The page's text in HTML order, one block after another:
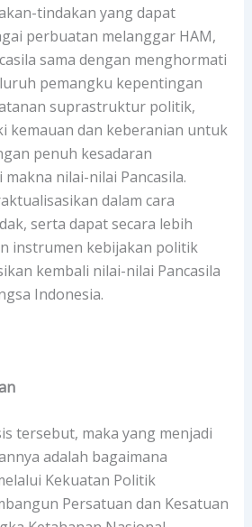
tindakan yang dapat
perbuatan melanggar HAM,
sama dengan menghormati
pemangku kepentingan
suprastruktur politik,
kemauan dan keberanian untuk
penuh kesadaran
nilai-nilai Pancasila.
dalam cara
serta dapat secara lebih
instrumen kebijakan politik
kembali nilai-nilai Pancasila
Indonesia.
tersebut, maka yang menjadi
adalah bagaimana
Kekuatan Politik
Persatuan dan Kesatuan